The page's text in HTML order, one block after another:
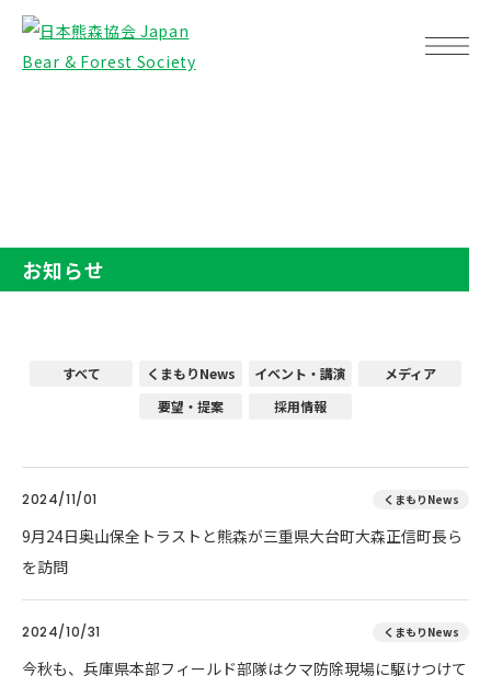
お知らせ
すべて くまもりNews イベント・講演
メディア
要望・提案
採用情報
2024/11/01 くまもりNews
9月24日奥山保全トラストと熊森が三重県大台町大森正信町長ら
を訪問
2024/10/31 くまもりNews
今秋も、兵庫県本部フィールド部隊はクマ防除現場に駆けつけて